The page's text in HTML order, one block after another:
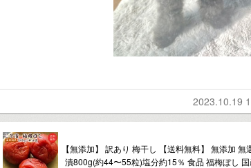
2023.10.19
【無添加】 訳あり 梅干し 【送料無料】 無添加 無
漬800g(約44〜55粒)塩分約15％ 食品 福梅ぼし